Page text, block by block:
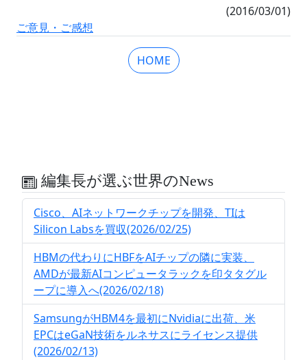
(2016/03/01)
ご意見・ご感想
HOME
編集長が選ぶ世界のNews
Cisco、AIネットワークチップを開発、TIは
Silicon Labsを買収(2026/02/25)
HBMの代わりにHBFをAIチップの隣に実装、
AMDが最新AIコンピュータラックを印タタグル
ープに導入へ(2026/02/18)
SamsungがHBM4を最初にNvidiaに出荷、米
EPCはeGaN技術をルネサスにライセンス提供
(2026/02/13)